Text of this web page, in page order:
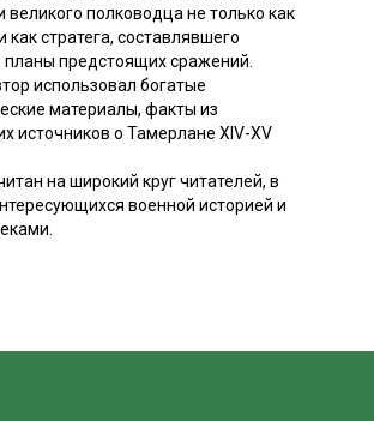
великого полководца не только как
как стратега, составлявшего
планы предстоящих сражений.
использовал богатые
материалы, факты из
источников о Тамерлане XIV-XV
на широкий круг читателей, в
военной историей и